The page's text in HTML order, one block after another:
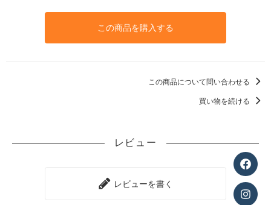
この商品を購入する
この商品について問い合わせる
買い物を続ける
レビュー
レビューを書く